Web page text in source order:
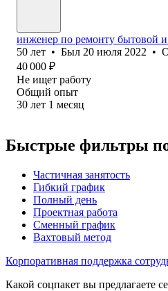
инженер по ремонту бытовой и
50 лет • Был 20 июля 2022 •
40 000 ₽
Не ищет работу
Общий опыт
30 лет 1 месяц
Быстрые фильтры
Частичная занятость
Гибкий график
Полный день
Проектная работа
Сменный график
Вахтовый метод
Корпоративная поддержка
Какой соцпакет вы предлагаете